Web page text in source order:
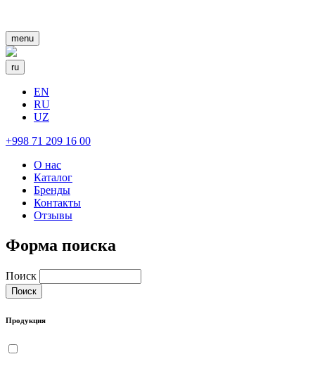
menu
ru
EN
RU
UZ
+998 71 209 16 00
О нас
Каталог
Бренды
Контакты
Отзывы
Форма поиска
Поиск
Продукция